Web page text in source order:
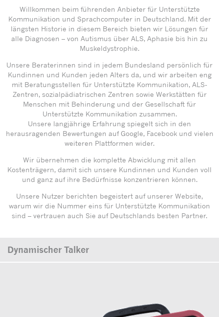
Willkommen beim führenden Anbieter für Unterstützte
Kommunikation und Sprachcomputer in Deutschland. Mit der
längsten Historie in diesem Bereich bieten wir Lösungen für
alle Diagnosen – von Autismus über ALS, Aphasie bis hin zu
Muskeldystrophie.
Unsere Beraterinnen sind in jedem Bundesland persönlich für
Kundinnen und Kunden jeden Alters da, und wir arbeiten eng
mit Beratungsstellen für Unterstützte Kommunikation, ALS-
Zentren, sozialpädiatrischen Zentren sowie Werkstätten für
Menschen mit Behinderung und der Gesellschaft für
Unterstützte Kommunikation zusammen.
Unsere langjährige Erfahrung spiegelt sich in den
herausragenden Bewertungen auf Google, Facebook und vielen
weiteren Plattformen wider.
Wir übernehmen die komplette Abwicklung mit allen
Kostenträgern, damit sich unsere Kundinnen und Kunden voll
und ganz auf ihre Bedürfnisse konzentrieren können.
Unsere Nutzer berichten begeistert auf unserer Website,
warum wir die Nummer eins für Unterstützte Kommunikation
sind – vertrauen auch Sie auf Deutschlands besten Partner.
Dynamischer Talker